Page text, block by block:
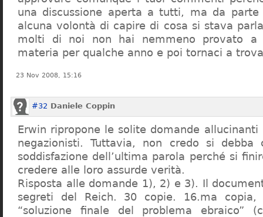
una discussione aperta a tutti, ma da parte
alcuna volontà di capire di cosa si stava
molti di noi non hai nemmeno provato a
materia per qualche anno e poi tornaci a
23 Nov 2008, 15:16
#32 Daniele Coppin
Erwin ripropone le solite domande
negazionisti. Tuttavia, non credo si debba
soddisfazione dell’ultima parola perché si
credere alle loro assurde verità.
Risposta alle domande 1), 2) e 3). Il
segreti del Reich. 30 copie. 16.ma copia,
“soluzione finale del problema ebraico”